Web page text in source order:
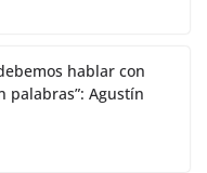
hablar con
palabras”: Agustín